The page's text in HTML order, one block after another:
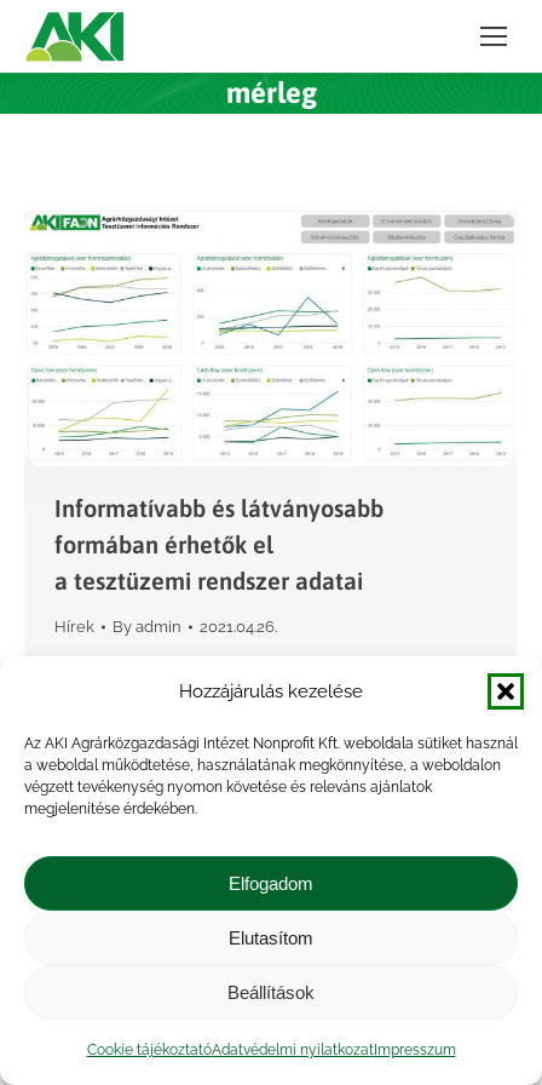
Hozzájárulás kezelése
Az AKI Agrárközgazdasági Intézet Nonprofit Kft. weboldala sütiket használ
a weboldal működtetése, használatának megkönnyítése, a weboldalon
végzett tevékenység nyomon követése és releváns ajánlatok
megjelenítése érdekében.
Elfogadom
Elutasítom
Beállítások
Cookie tájékoztatóAdatvédelmi nyilatkozatImpresszum
mérleg
Informatívabb és látványosabb
formában érhetők el
a tesztüzemi rendszer adatai
Hírek By admin 2021.04.26.
helyeztünk el a mezőgazdasági termelők
vagyoni, pénzügyi és jövedelmi helyzetéről,
amely valójában számos önálló kisebb ábrát
fog össze. Az interaktív grafikon a teljes